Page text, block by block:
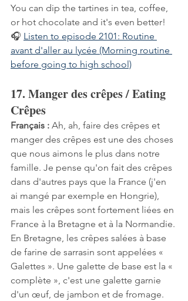
You can dip the tartines in tea, coffee,
or hot chocolate and it's even better!
🎧 Listen to episode 2101: Routine
avant d'aller au lycée (Morning routine
before going to high school)
17. Manger des crêpes / Eating
Crêpes
Français : Ah, ah, faire des crêpes et
manger des crêpes est une des choses
que nous aimons le plus dans notre
famille. Je pense qu'on fait des crêpes
dans d'autres pays que la France (j'en
ai mangé par exemple en Hongrie),
mais les crêpes sont fortement liées en
France à la Bretagne et à la Normandie.
En Bretagne, les crêpes salées à base
de farine de sarrasin sont appelées «
Galettes ». Une galette de base est la «
complète », c'est une galette garnie
d'un œuf, de jambon et de fromage.